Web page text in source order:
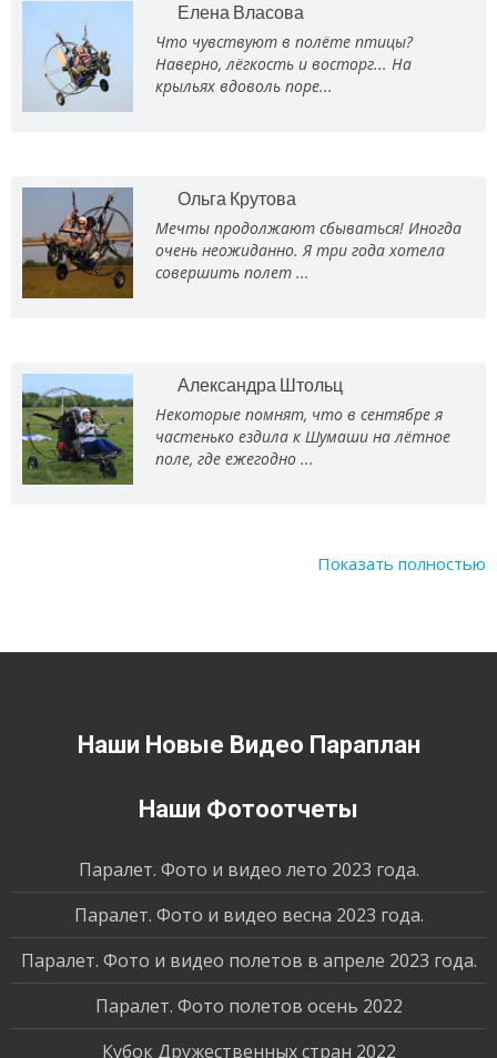
Елена Власова
Что чувствуют в полёте птицы?
Наверно, лёгкость и восторг... На
крыльях вдоволь поре...
Ольга Крутова
Мечты продолжают сбываться! Иногда
очень неожиданно. Я три года хотела
совершить полет ...
Александра Штольц
Некоторые помнят, что в сентябре я
частенько ездила к Шумаши на лётное
поле, где ежегодно ...
Показать полностью
Наши Новые Видео Параплан
Наши Фотоотчеты
Паралет. Фото и видео лето 2023 года.
Паралет. Фото и видео весна 2023 года.
Паралет. Фото и видео полетов в апреле 2023 года.
Паралет. Фото полетов осень 2022
Кубок Дружественных стран 2022